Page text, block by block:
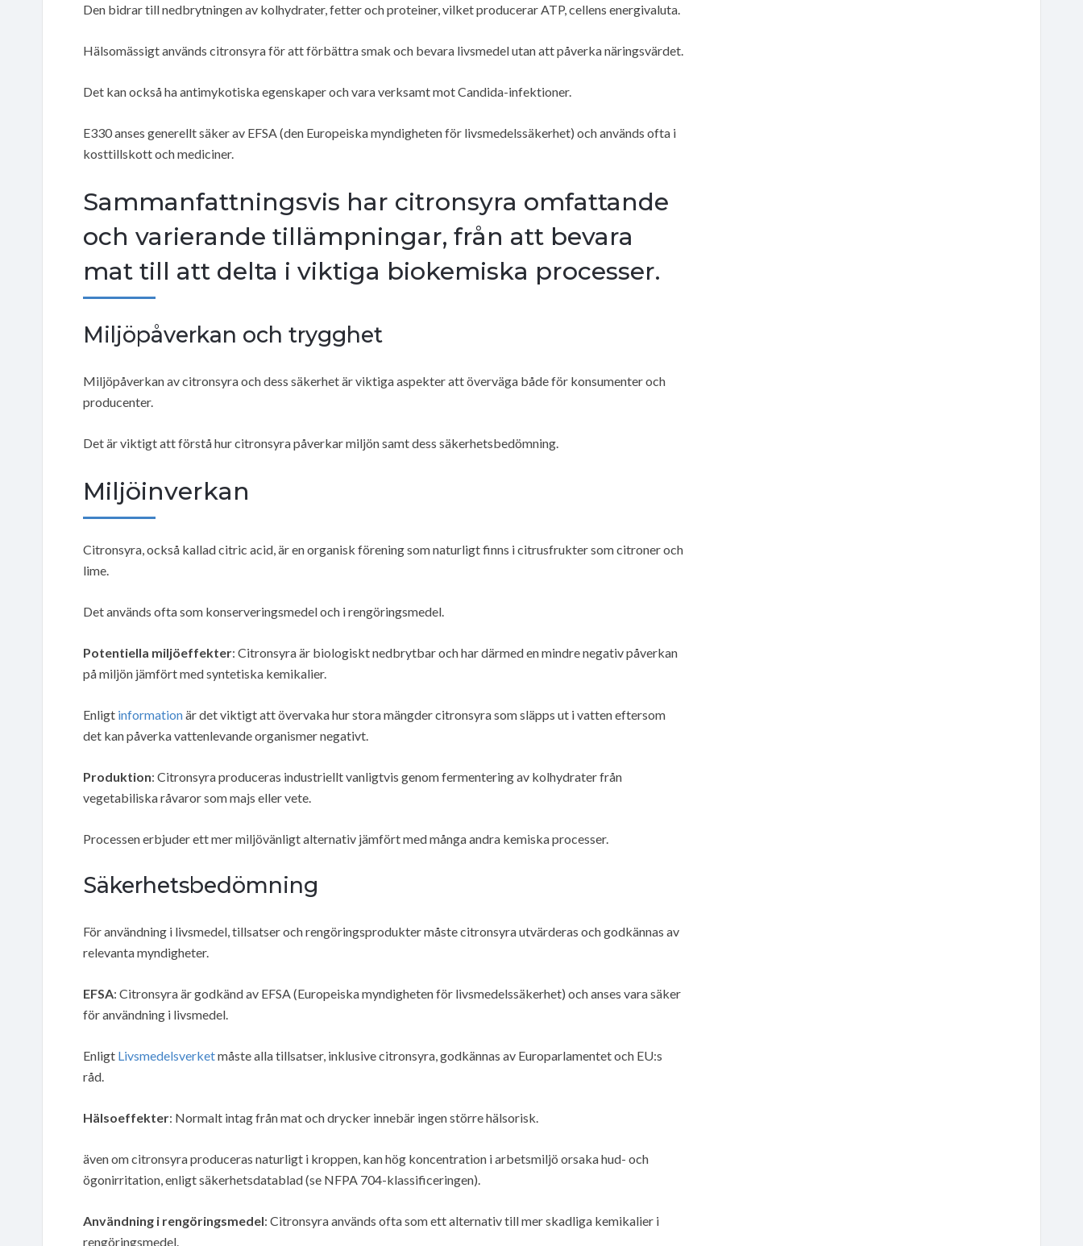
Den bidrar till nedbrytningen av kolhydrater, fetter och proteiner, vilket producerar ATP, cellens energivaluta.
Hälsomässigt används citronsyra för att förbättra smak och bevara livsmedel utan att påverka näringsvärdet.
Det kan också ha antimykotiska egenskaper och vara verksamt mot Candida-infektioner.
E330 anses generellt säker av EFSA (den Europeiska myndigheten för livsmedelssäkerhet) och används ofta i
kosttillskott och mediciner.
Sammanfattningsvis har citronsyra omfattande
och varierande tillämpningar, från att bevara
mat till att delta i viktiga biokemiska processer.
Miljöpåverkan och trygghet
Miljöpåverkan av citronsyra och dess säkerhet är viktiga aspekter att överväga både för konsumenter och
producenter.
Det är viktigt att förstå hur citronsyra påverkar miljön samt dess säkerhetsbedömning.
Miljöinverkan
Citronsyra, också kallad citric acid, är en organisk förening som naturligt finns i citrusfrukter som citroner och
lime.
Det används ofta som konserveringsmedel och i rengöringsmedel.
Potentiella miljöeffekter: Citronsyra är biologiskt nedbrytbar och har därmed en mindre negativ påverkan
på miljön jämfört med syntetiska kemikalier.
Enligt informationär det viktigt att övervaka hur stora mängder citronsyra som släpps ut i vatten eftersom
det kan påverka vattenlevande organismer negativt.
Produktion: Citronsyra produceras industriellt vanligtvis genom fermentering av kolhydrater från
vegetabiliska råvaror som majs eller vete.
Processen erbjuder ett mer miljövänligt alternativ jämfört med många andra kemiska processer.
Säkerhetsbedömning
För användning i livsmedel, tillsatser och rengöringsprodukter måste citronsyra utvärderas och godkännas av
relevanta myndigheter.
EFSA: Citronsyra är godkänd av EFSA (Europeiska myndigheten för livsmedelssäkerhet) och anses vara säker
för användning i livsmedel.
Enligt Livsmedelsverketmåste alla tillsatser, inklusive citronsyra, godkännas av Europarlamentet och EU:s
råd.
Hälsoeffekter: Normalt intag från mat och drycker innebär ingen större hälsorisk.
även om citronsyra produceras naturligt i kroppen, kan hög koncentration i arbetsmiljö orsaka hud- och
ögonirritation, enligt säkerhetsdatablad (se NFPA 704-klassificeringen).
Användning i rengöringsmedel: Citronsyra används ofta som ett alternativ till mer skadliga kemikalier i
rengöringsmedel.